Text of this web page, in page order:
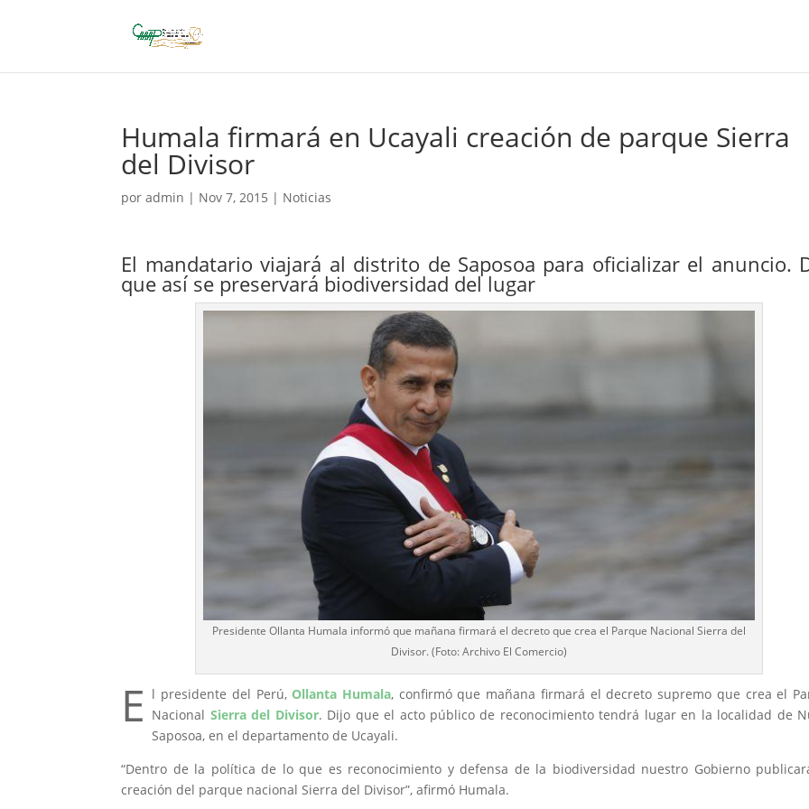
Humala firmará en Ucayali creación de parque Sierra
del Divisor
poradmin | Nov 7, 2015 | Noticias
El mandatario viajará al distrito de Saposoa para oficializar el anuncio.
que así se preservará biodiversidad del lugar
Presidente Ollanta Humala informó que mañana firmará el decreto que crea el Parque Nacional Sierra del
Divisor. (Foto: Archivo El Comercio)
E l presidente del Perú, Ollanta Humala, confirmó que mañana firmará el decreto supremo que crea el
Nacional Sierra del Divisor. Dijo que el acto público de reconocimiento tendrá lugar en la localidad de
Saposoa, en el departamento de Ucayali.
“Dentro de la política de lo que es reconocimiento y defensa de la biodiversidad nuestro Gobierno
creación del parque nacional Sierra del Divisor”, afirmó Humala.